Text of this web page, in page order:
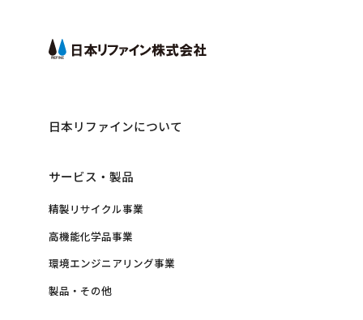
日本リファインについて
サービス・製品
精製リサイクル事業
高機能化学品事業
環境エンジニアリング事業
製品・その他